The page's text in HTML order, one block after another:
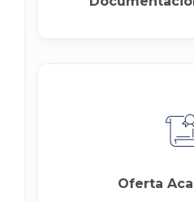
Oferta